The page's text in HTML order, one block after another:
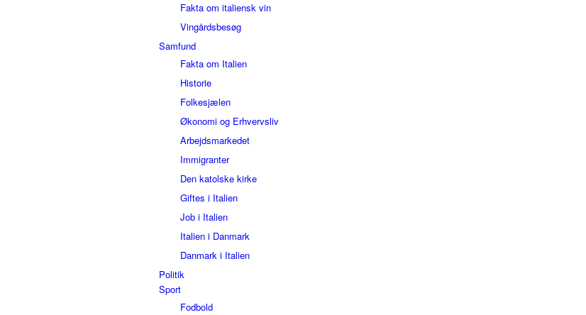
Fakta om italiensk vin
Vingårdsbesøg
Samfund
Fakta om Italien
Historie
Folkesjælen
Økonomi og Erhvervsliv
Arbejdsmarkedet
Immigranter
Den katolske kirke
Giftes i Italien
Job i Italien
Italien i Danmark
Danmark i Italien
Politik
Sport
Fodbold